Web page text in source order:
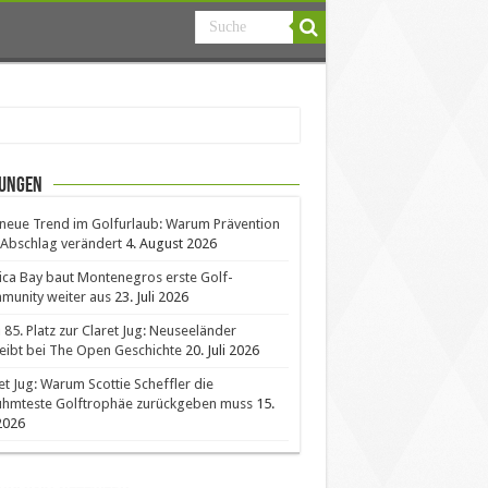
Trend im Golfurlaub: Warum Prävention
verändert 4. August 2026
Bay baut Montenegros erste Golf-
weiter aus 23. Juli 2026
85. Platz zur Claret Jug: Neuseeländer
bei The Open Geschichte 20. Juli 2026
Jug: Warum Scottie Scheffler die
Golftrophäe zurückgeben muss 15.